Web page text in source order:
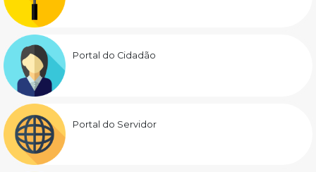
Portal do Cidadão
Portal do Servidor